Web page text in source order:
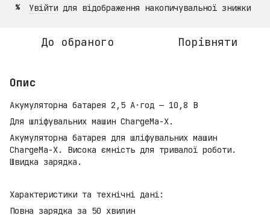
% Увійти для відображення накопичувальної знижки
До обраного Порівняти
Опис
Акумуляторна батарея 2,5 А·год — 10,8 В
Для шліфувальних машин ChargeMa-X.
Акумуляторна батарея для шліфувальних машин
ChargeMa-X. Висока ємність для тривалої роботи.
Швидка зарядка.
Характеристики та технічні дані:
Повна зарядка за 50 хвилин